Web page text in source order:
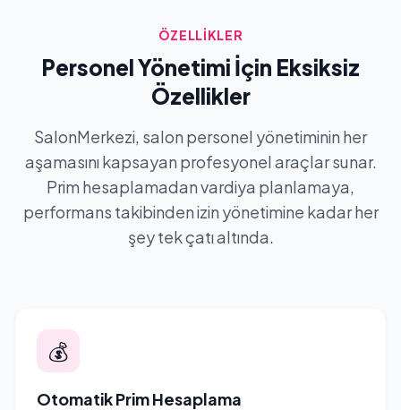
ÖZELLİKLER
Personel Yönetimi İçin Eksiksiz
Özellikler
SalonMerkezi, salon personel yönetiminin her
aşamasını kapsayan profesyonel araçlar sunar.
Prim hesaplamadan vardiya planlamaya,
performans takibinden izin yönetimine kadar her
şey tek çatı altında.
💰
Otomatik Prim Hesaplama